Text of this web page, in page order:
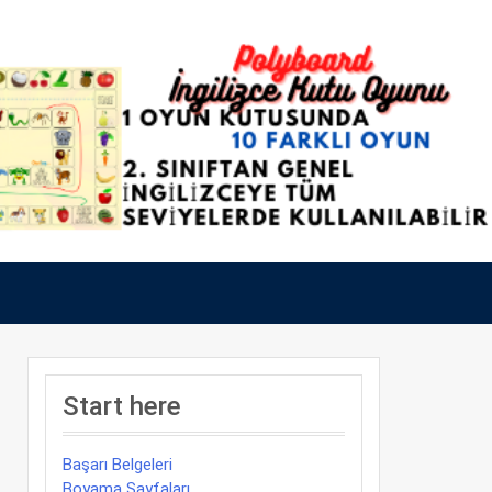
Start here
Başarı Belgeleri